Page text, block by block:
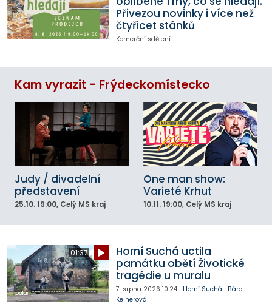
Přivezou novinky i více než
čtyřicet stánků
Komerční sdělení
Kam vyrazit - Frýdeckomístecko
Judy / divadelní
představení
25.10. 19:00, Celý MS kraj
One man show:
Varieté Krhut
10.11. 19:00, Celý MS kraj
01:37
Horní Suchá uctila
památku obětí Životické
tragédie u muralu
7. srpna 2026 10:24| Horní Suchá | Bára
Kelnerová